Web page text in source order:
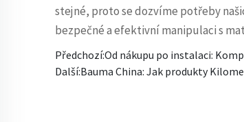
stejné, proto se dozvíme potřeby
bezpečné a efektivní manipulaci s
Předchozí:Od nákupu po instalaci:
Další:Bauma China: Jak produkty